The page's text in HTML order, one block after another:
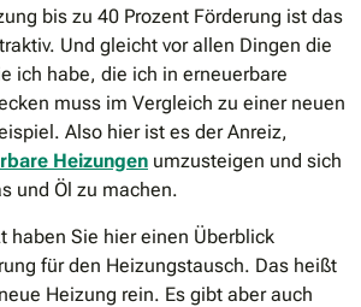
bis zu 40 Prozent Förderung ist das
Und gleicht vor allen Dingen die
ich habe, die ich in erneuerbare
muss im Vergleich zu einer neuen
Also hier ist es der Anreiz,
Heizungen umzusteigen und sich
und Öl zu machen.
haben Sie hier einen Überblick
für den Heizungstausch. Das heißt
Heizung rein. Es gibt aber auch